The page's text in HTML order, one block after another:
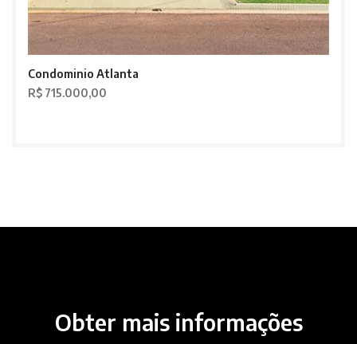
Condominio Atlanta
R$ 715.000,00
Obter mais informações